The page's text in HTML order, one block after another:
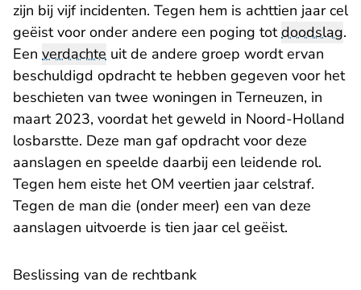
zijn bij vijf incidenten. Tegen hem is achttien jaar cel
geëist voor onder andere een poging totdoodslag.
Een verdachte uit de andere groep wordt ervan
beschuldigd opdracht te hebben gegeven voor het
beschieten van twee woningen in Terneuzen, in
maart 2023, voordat het geweld in Noord-Holland
losbarstte. Deze man gaf opdracht voor deze
aanslagen en speelde daarbij een leidende rol.
Tegen hem eiste het OM veertien jaar celstraf.
Tegen de man die (onder meer) een van deze
aanslagen uitvoerde is tien jaar cel geëist.
Beslissing van de rechtbank